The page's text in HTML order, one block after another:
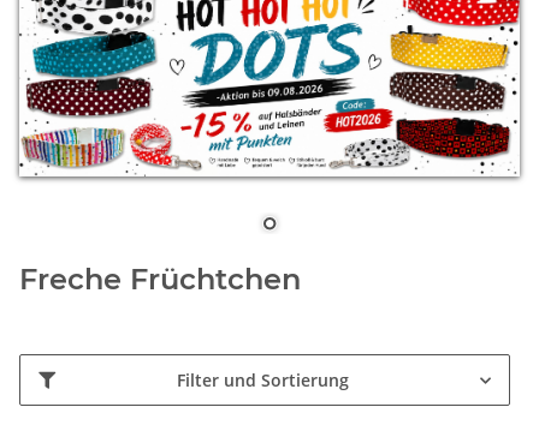
Freche Früchtchen
Filter und Sortierung